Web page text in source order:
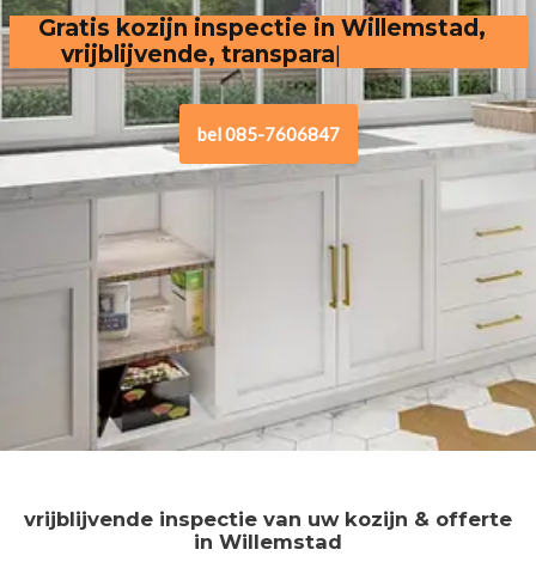
Gratis kozijn inspectie in Willemstad,
vrijblijvende, transparante offerte
bel 085-7606847
vrijblijvende inspectie van uw kozijn & offerte
in Willemstad